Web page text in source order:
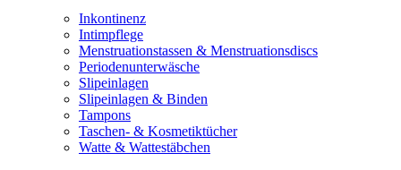
Inkontinenz
Intimpflege
Menstruationstassen & Menstruationsdiscs
Periodenunterwäsche
Slipeinlagen
Slipeinlagen & Binden
Tampons
Taschen- & Kosmetiktücher
Watte & Wattestäbchen